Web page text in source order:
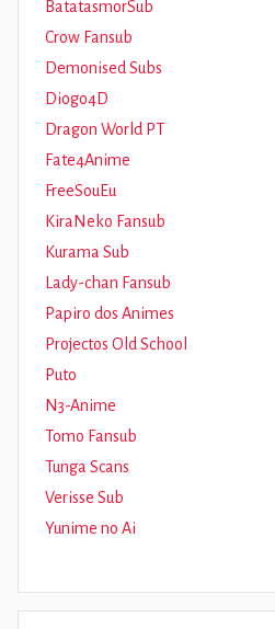
BatatasmorSub
Crow Fansub
Demonised Subs
Diogo4D
Dragon World PT
Fate4Anime
FreeSouEu
KiraNeko Fansub
Kurama Sub
Lady-chan Fansub
Papiro dos Animes
Projectos Old School
Puto
N3-Anime
Tomo Fansub
Tunga Scans
Verisse Sub
Yunime no Ai